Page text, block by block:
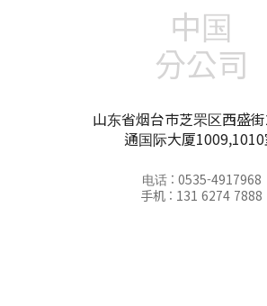
中国
分公司
山东省烟台市芝罘区西盛
通国际大厦
电话 : 0535-4917968
手机 : 131 6274 7888